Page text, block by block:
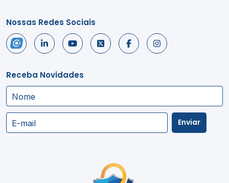
Nossas Redes Sociais
Receba Novidades
Nome
E-mail Enviar